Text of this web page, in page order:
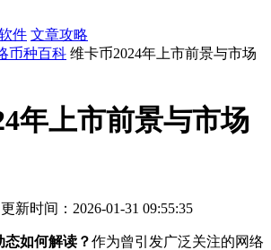
件 文章攻略
币种百科 维卡币2024年上市前景与市场
年上市前景与市场
更新时间：2026-01-31 09:55:35
态如何解读？作为曾引发广泛关注的网络